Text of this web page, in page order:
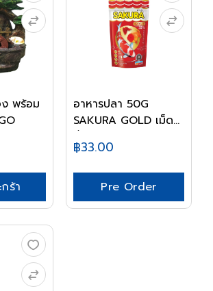
พร้อม
ร้า
อาหารปลา 50G
SAKURA GOLD เม็ดB
฿33.00
Pre Order